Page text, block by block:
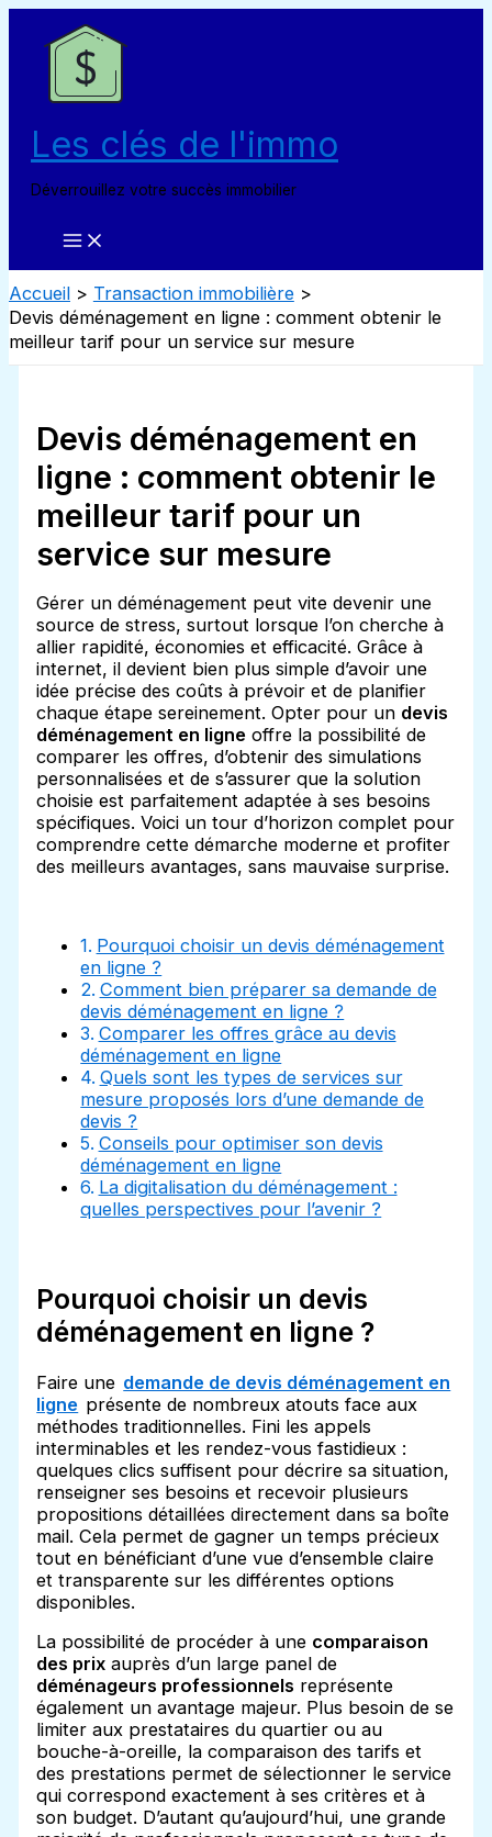
contenu
Les clés de l'immo
Déverrouillez votre succès immobilier
Accueil
Transaction immobilière
Devis déménagement en ligne : comment obtenir le
meilleur tarif pour un service sur mesure
Devis déménagement en
ligne : comment obtenir le
meilleur tarif pour un
service sur mesure
Gérer un déménagement peut vite devenir une
source de stress, surtout lorsque l’on cherche à
allier rapidité, économies et efficacité. Grâce à
internet, il devient bien plus simple d’avoir une
idée précise des coûts à prévoir et de planifier
chaque étape sereinement. Opter pour un devis
déménagement en ligne offre la possibilité de
comparer les offres, d’obtenir des simulations
personnalisées et de s’assurer que la solution
choisie est parfaitement adaptée à ses besoins
spécifiques. Voici un tour d’horizon complet pour
comprendre cette démarche moderne et profiter
des meilleurs avantages, sans mauvaise surprise.
Pourquoi choisir un devis déménagement
en ligne ?
Comment bien préparer sa demande de
devis déménagement en ligne ?
Comparer les offres grâce au devis
déménagement en ligne
Quels sont les types de services sur
mesure proposés lors d’une demande de
devis ?
Conseils pour optimiser son devis
déménagement en ligne
La digitalisation du déménagement :
quelles perspectives pour l’avenir ?
Pourquoi choisir un devis
déménagement en ligne ?
Faire une demande de devis déménagement en
ligne présente de nombreux atouts face aux
méthodes traditionnelles. Fini les appels
interminables et les rendez-vous fastidieux :
quelques clics suffisent pour décrire sa situation,
renseigner ses besoins et recevoir plusieurs
propositions détaillées directement dans sa boîte
mail. Cela permet de gagner un temps précieux
tout en bénéficiant d’une vue d’ensemble claire
et transparente sur les différentes options
disponibles.
La possibilité de procéder à une comparaison
des prix auprès d’un large panel de
déménageurs professionnels représente
également un avantage majeur. Plus besoin de se
limiter aux prestataires du quartier ou au
bouche-à-oreille, la comparaison des tarifs et
des prestations permet de sélectionner le service
qui correspond exactement à ses critères et à
son budget. D’autant qu’aujourd’hui, une grande